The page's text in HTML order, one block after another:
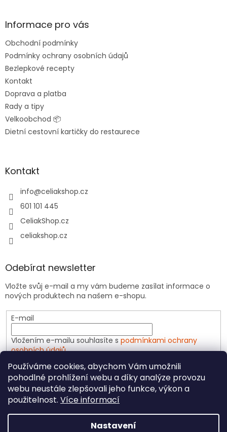
Používáme cookies, abychom Vám umožnili
pohodlné prohlížení webu a díky analýze provozu
webu neustále zlepšovali jeho funkce, výkon a
použitelnost. Více informací
Nastavení
aInformace pro vás
Obchodní podmínky
Podmínky ochrany osobních údajů
Bezlepkové recepty
Kontakt
Doprava a platba
Rady a tipy
Velkoobchod 📦
Dietní cestovní kartičky do restaurece
Kontakt
info@celiakshop.cz
601 101 445
CeliakShop.cz
celiakshop.cz
Odebírat newsletter
Vložte svůj e-mail a my vám budeme zasílat informace o
nových produktech na našem e-shopu.
E-mail
Vložením e-mailu souhlasíte s podmínkami ochrany
osobních údajů
PŘIHLÁSIT SE